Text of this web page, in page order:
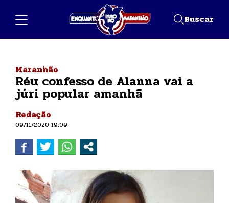
Buscar
Maranhão
Réu confesso de Alanna vai a
júri popular amanhã
Redação
09/11/2020 19:09